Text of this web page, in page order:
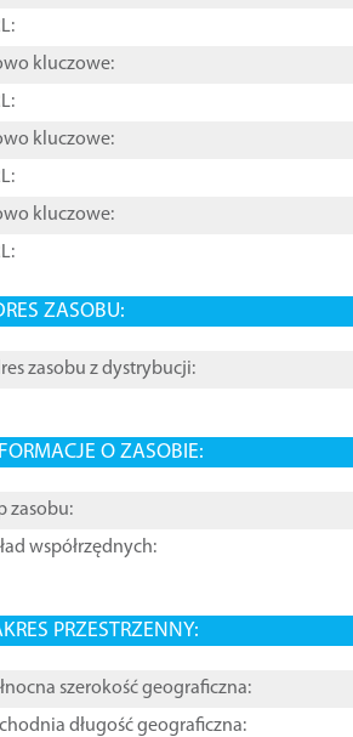
kluczowe:
kluczowe:
kluczowe:
ZASOBU:
zasobu z dystrybucji:
O ZASOBIE:
zasobu:
współrzędnych:
PRZESTRZENNY:
szerokość geograficzna:
długość geograficzna: